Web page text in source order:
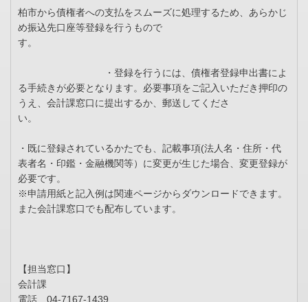
柏市から債権者への支払をスムーズに処理するため、あらかじ
め振込先口座等登録を行うもので
す。
・登録を行うには、債権者登録申出書によ
る手続きが必要となります。必要事項をご記入いただき押印の
うえ、会計課窓口に提出するか、郵送してくださ
い。
・既に登録されているかたでも、記載事項(法人名・住所・代
表者名・印鑑・金融機関等）に変更が生じた場合、変更登録が
必要です。
※申請用紙と記入例は関連ページからダウンロードできます。
また会計課窓口でも配布しています。
【担当窓口】
会計課
電話 04-7167-1439